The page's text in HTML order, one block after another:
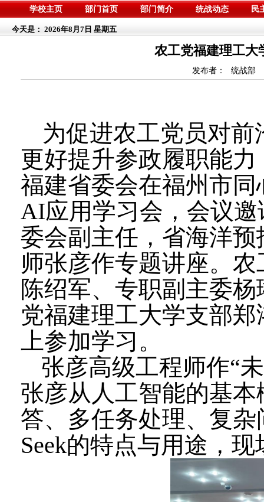
学校主页 部门首页 部门简介 统战动态 民
今天是： 2026年8月7日 星期五
农工党福建理工大
发布者： 统战部
为促进农工党员对
更好提升参政履职能力
福建省委会在福州市同
AI应用学习会，会议
委会副主任，省海洋
师张彦作专题讲座。
陈绍军、专职副主委
党福建理工大学支部
上参加学习。
张彦高级工程师作“
张彦从人工智能的基
答、多任务处理、复
Seek的特点与用途，